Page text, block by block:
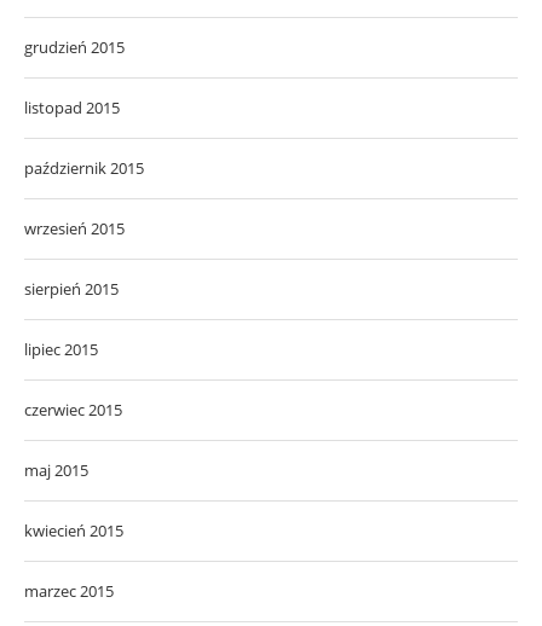
grudzień 2015
listopad 2015
październik 2015
wrzesień 2015
sierpień 2015
lipiec 2015
czerwiec 2015
maj 2015
kwiecień 2015
marzec 2015